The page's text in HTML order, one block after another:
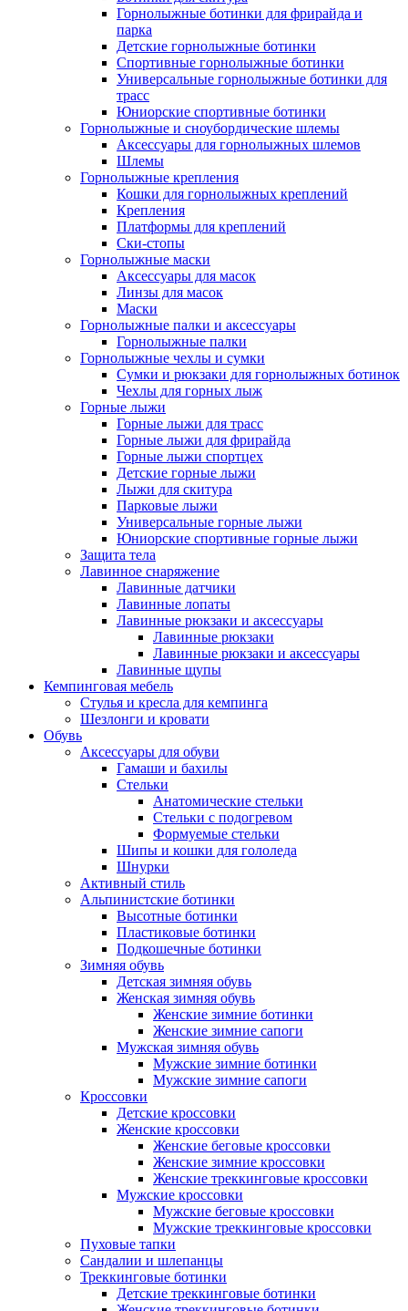
Горнолыжные ботинки для фрирайда и
парка
Детские горнолыжные ботинки
Спортивные горнолыжные ботинки
Универсальные горнолыжные ботинки для
трасс
Юниорские спортивные ботинки
Горнолыжные и сноубордические шлемы
Аксессуары для горнолыжных шлемов
Шлемы
Горнолыжные крепления
Кошки для горнолыжных креплений
Крепления
Платформы для креплений
Ски-стопы
Горнолыжные маски
Аксессуары для масок
Линзы для масок
Маски
Горнолыжные палки и аксессуары
Горнолыжные палки
Горнолыжные чехлы и сумки
Сумки и рюкзаки для горнолыжных ботинок
Чехлы для горных лыж
Горные лыжи
Горные лыжи для трасс
Горные лыжи для фрирайда
Горные лыжи спортцех
Детские горные лыжи
Лыжи для скитура
Парковые лыжи
Универсальные горные лыжи
Юниорские спортивные горные лыжи
Защита тела
Лавинное снаряжение
Лавинные датчики
Лавинные лопаты
Лавинные рюкзаки и аксессуары
Лавинные рюкзаки
Лавинные рюкзаки и аксессуары
Лавинные щупы
Кемпинговая мебель
Стулья и кресла для кемпинга
Шезлонги и кровати
Обувь
Аксессуары для обуви
Гамаши и бахилы
Стельки
Анатомические стельки
Стельки с подогревом
Формуемые стельки
Шипы и кошки для гололеда
Шнурки
Активный стиль
Альпинистские ботинки
Высотные ботинки
Пластиковые ботинки
Подкошечные ботинки
Зимняя обувь
Детская зимняя обувь
Женская зимняя обувь
Женские зимние ботинки
Женские зимние сапоги
Мужская зимняя обувь
Мужские зимние ботинки
Мужские зимние сапоги
Кроссовки
Детские кроссовки
Женские кроссовки
Женские беговые кроссовки
Женские зимние кроссовки
Женские треккинговые кроссовки
Мужские кроссовки
Мужские беговые кроссовки
Мужские треккинговые кроссовки
Пуховые тапки
Сандалии и шлепанцы
Треккинговые ботинки
Детские треккинговые ботинки